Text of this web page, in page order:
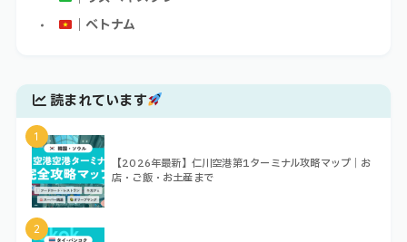
｜ベトナム
読まれています
1
【2026年最新】仁川空港第1ターミナル攻略マップ｜お
店・ご飯・お土産まで
2